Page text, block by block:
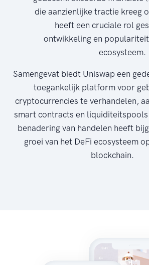
die aanzienlijke tractie kreeg
heeft een cruciale rol
ontwikkeling en
ecosysteem.
Samengevat biedt Uniswap een
toegankelijk platform voor
cryptocurrencies te verhandelen,
smart contracts en
benadering van handelen heeft
groei van het DeFi ecosysteem
blockchain.